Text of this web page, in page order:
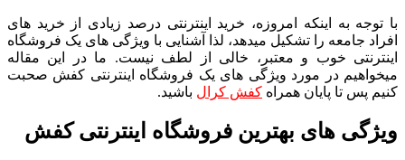
با توجه به اینکه امروزه، خرید اینترنتی درصد زیادی از خرید های
افراد جامعه را تشکیل میدهد، لذا آشنایی با ویژگی های یک فروشگاه
اینترنتی خوب و معتبر، خالی از لطف نیست. ما در این مقاله
میخواهیم در مورد ویژگی های یک فروشگاه اینترنتی کفش صحبت
کنیم پس تا پایان همراه کفش کرال باشید.
ویژگی های بهترین فروشگاه اینترنتی کفش